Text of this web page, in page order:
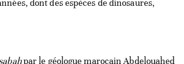
dont des espèces de dinosaures,
par le géologue marocain Abdelouahed